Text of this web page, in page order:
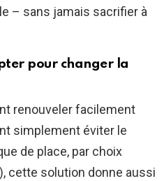
– sans jamais sacrifier à
pour changer la
renouveler facilement
simplement éviter le
de place, par choix
cette solution donne aussi